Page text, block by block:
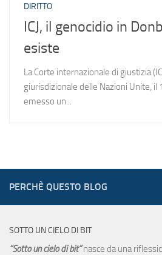
DIRITTO
ICJ, il genocidio in
esiste
La Corte internazionale di giustizia
giurisdizionale delle Nazioni Unite, il
emesso un...
PERCHÈ QUESTO BLOG
SOTTO UN CIELO DI BIT
“Sotto un cielo di bit”nasce da una